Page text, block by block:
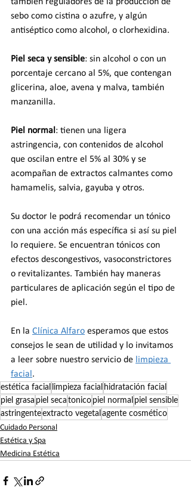
también reguladores de la producción de
sebo como cistina o azufre, y algún
antiséptico como alcohol, o clorhexidina.
Piel seca y sensible: sin alcohol o con un
porcentaje cercano al 5%, que contengan
glicerina, aloe, avena y malva, también
manzanilla.
Piel normal: tienen una ligera
astringencia, con contenidos de alcohol
que oscilan entre el 5% al 30% y se
acompañan de extractos calmantes como
hamamelis, salvia, gayuba y otros.
Su doctor le podrá recomendar un tónico
con una acción más específica si así su piel
lo requiere. Se encuentran tónicos con
efectos descongestivos, vasoconstrictores
o revitalizantes. También hay maneras
particulares de aplicación según el tipo de
piel.
En la Clínica Alfaro esperamos que estos
consejos le sean de utilidad y lo invitamos
a leer sobre nuestro servicio de limpieza
facial.
estética facial limpieza facial hidratación facial
piel grasa piel seca tonico piel normal piel sensible
astringenteextracto vegetal agente cosmético
Cuidado Personal
Estética y Spa
Medicina Estética